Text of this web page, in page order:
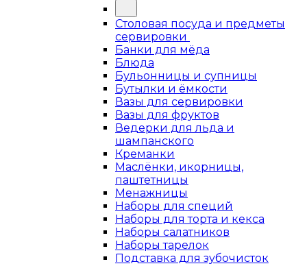
Столовая посуда и предметы
сервировки
Банки для мёда
Блюда
Бульонницы и супницы
Бутылки и ёмкости
Вазы для сервировки
Вазы для фруктов
Ведерки для льда и
шампанского
Креманки
Маслёнки, икорницы,
паштетницы
Менажницы
Наборы для специй
Наборы для торта и кекса
Наборы салатников
Наборы тарелок
Подставка для зубочисток